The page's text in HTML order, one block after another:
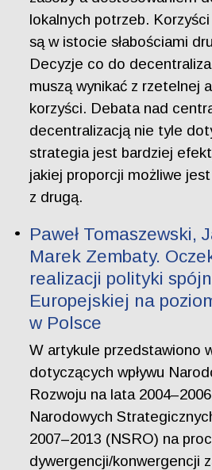
lokalnych potrzeb.
są w istocie słabościami
Decyzje co do
muszą wynikać z rzetelnej
korzyści. Debata nad
decentralizacją nie tyle
strategia jest bardziej
jakiej proporcji możliwe
z drugą.
Paweł Tomaszewski,
Marek Zembaty.
realizacji polityki
Europejskiej na
w Polsce
W artykule przedstawiono
dotyczących wpływu
Rozwoju na lata
Narodowych
2007–2013 (NSRO) na
dywergencji/konwergencji